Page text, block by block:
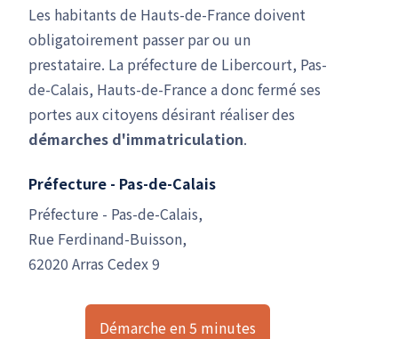
Les habitants de Hauts-de-France doivent
obligatoirement passer par ou un
prestataire. La préfecture de Libercourt, Pas-
de-Calais, Hauts-de-France a donc fermé ses
portes aux citoyens désirant réaliser des
démarches d'immatriculation.
Préfecture - Pas-de-Calais
Préfecture - Pas-de-Calais,
Rue Ferdinand-Buisson,
62020 Arras Cedex 9
Démarche en 5 minutes